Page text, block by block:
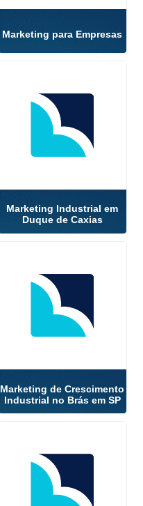
Marketing para Empresas
Marketing Industrial em
Duque de Caxias
Marketing de Crescimento
Industrial no Brás em SP